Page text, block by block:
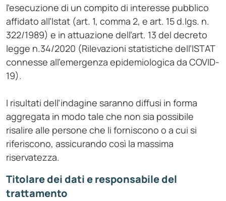
l'esecuzione di un compito di interesse pubblico
affidato all’Istat (art. 1, comma 2, e art. 15 d.lgs. n.
322/1989) e in attuazione dell’art. 13 del decreto
legge n.34/2020 (Rilevazioni statistiche dell’ISTAT
connesse all’emergenza epidemiologica da COVID-
19).
I risultati dell’indagine saranno diffusi in forma
aggregata in modo tale che non sia possibile
risalire alle persone che li forniscono o a cui si
riferiscono, assicurando così la massima
riservatezza.
Titolare dei dati e responsabile del
trattamento